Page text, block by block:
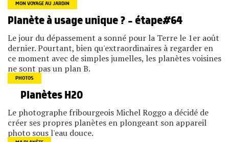
MON VOYAGE AU JARDIN
Planète à usage unique ? – étape#64
Le jour du dépassement a sonné pour la Terre le 1er août
dernier. Pourtant, bien qu'extraordinaires à regarder en
ce moment avec de simples jumelles, les planètes voisines
ne sont pas un plan B.
PHOTOS
Planètes H2O
Le photographe fribourgeois Michel Roggo a décidé de
créer ses propres planètes en plongeant son appareil
photo sous l'eau douce.